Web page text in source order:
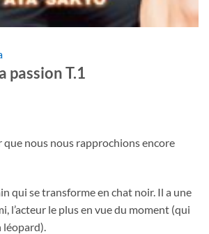
passion T.1
que nous nous rapprochions encore
qui se transforme en chat noir. Il a une
l’acteur le plus en vue du moment (qui